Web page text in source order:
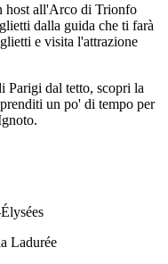
host all'Arco di Trionfo
dalla guida che ti farà
e visita l'attrazione
Parigi dal tetto, scopri la
un po' di tempo per
Ladurée